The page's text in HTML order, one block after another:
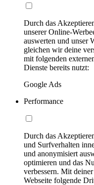
Durch das
unserer Online-
auswerten und unser
gleichen wir deine
mit folgenden
Dienste bereits nutzt:
Google Ads
Performance
Durch das
und Surfverhalten
und anonymisiert
optimieren und das
verbessern. Mit
Webseite folgende